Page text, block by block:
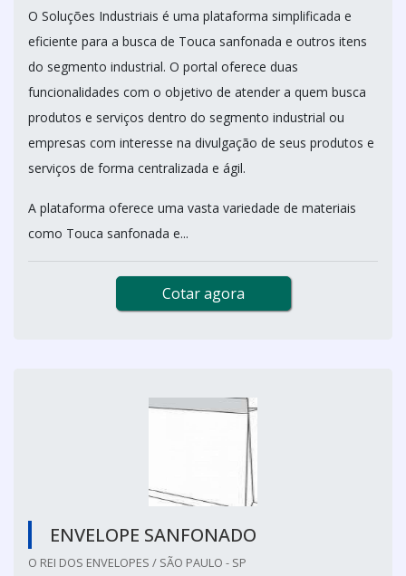
O Soluções Industriais é uma plataforma simplificada e
eficiente para a busca de Touca sanfonada e outros itens
do segmento industrial. O portal oferece duas
funcionalidades com o objetivo de atender a quem busca
produtos e serviços dentro do segmento industrial ou
empresas com interesse na divulgação de seus produtos e
serviços de forma centralizada e ágil.
A plataforma oferece uma vasta variedade de materiais
como Touca sanfonada e...
Cotar agora
ENVELOPE SANFONADO
O REI DOS ENVELOPES / SÃO PAULO - SP